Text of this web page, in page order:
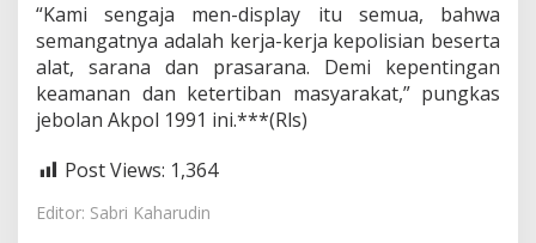
“Kami sengaja men-display itu semua, bahwa
semangatnya adalah kerja-kerja kepolisian beserta
alat, sarana dan prasarana. Demi kepentingan
keamanan dan ketertiban masyarakat,” pungkas
jebolan Akpol 1991 ini.***(Rls)
Post Views: 1,364
Editor: Sabri Kaharudin